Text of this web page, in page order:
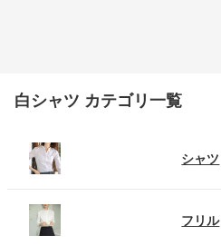
白シャツ カテゴリ一覧
シャツ
フリル